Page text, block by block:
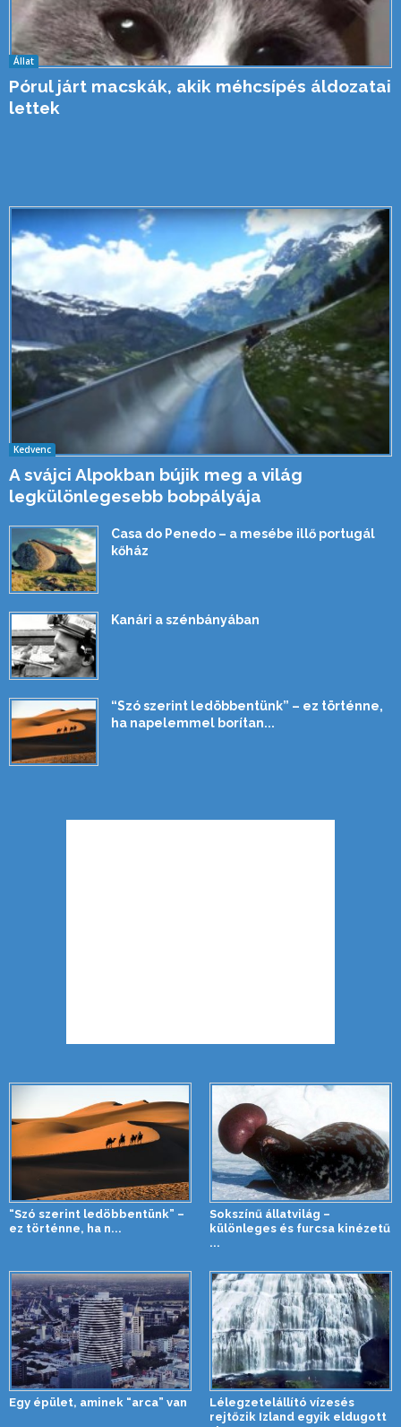
Állat
Pórul járt macskák, akik méhcsípés áldozatai
lettek
Kedvenc
A svájci Alpokban bújik meg a világ
legkülönlegesebb bobpályája
Casa do Penedo – a mesébe illő portugál
kőház
Kanári a szénbányában
“Szó szerint ledöbbentünk” – ez történne,
ha napelemmel borítan...
“Szó szerint ledöbbentünk” –
ez történne, ha n...
Sokszínű állatvilág –
különleges és furcsa kinézetű
...
Egy épület, aminek “arca” van
Lélegzetelállító vízesés
rejtőzik Izland egyik eldugott